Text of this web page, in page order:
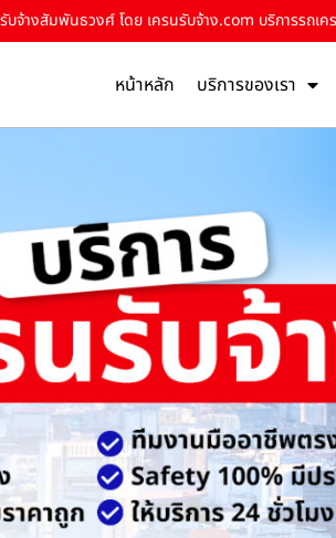
บจ้างสัมพันธวงศ์ โดย เครนรับจ้าง.com บริการรถเค
หน้าหลัก บริการของเรา